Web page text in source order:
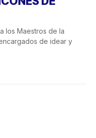
los Maestros de la
de idear y